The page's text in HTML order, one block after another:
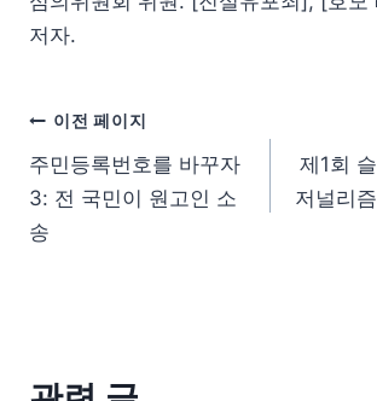
저자.
이전 페이지
주민등록번호를 바꾸자
3: 전 국민이 원고인 소
송
제1회
저널리